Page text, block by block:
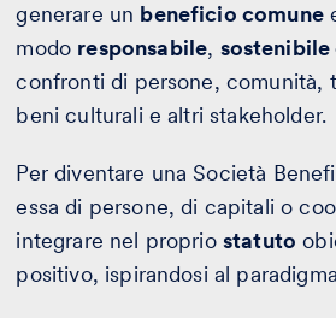
generare un beneficio comune
modo responsabile, sostenibile
confronti di persone, comunità,
beni culturali e altri stakeholder.
Per diventare una Società
essa di persone, di capitali o
integrare nel proprio statuto
positivo, ispirandosi al